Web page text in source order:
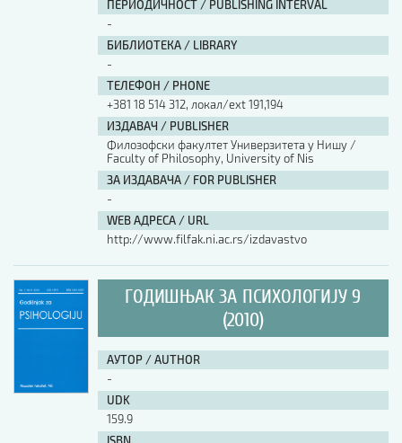
ПЕРИОДИЧНОСТ / PUBLISHING INTERVAL
-
БИБЛИОТЕКА / LIBRARY
-
ТЕЛЕФОН / PHONE
+381 18 514 312, локал/ext 191,194
ИЗДАВАЧ / PUBLISHER
Филозофски факултет Универзитета у Нишу /
Faculty of Philosophy, University of Nis
ЗА ИЗДАВАЧА / FOR PUBLISHER
-
WEB АДРЕСА / URL
http://www.filfak.ni.ac.rs/izdavastvo
ГОДИШЊАК ЗА ПСИХОЛОГИЈУ 9
(2010)
АУТОР / AUTHOR
-
UDK
159.9